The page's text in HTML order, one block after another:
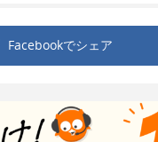
Facebookでシェア